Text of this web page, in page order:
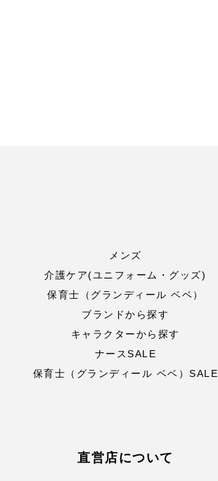
メンズ
介護ケア(ユニフォーム・グッズ)
保育士（グランディール ベベ）
ブランドから探す
キャラクターから探す
ナースSALE
保育士（グランディール ベベ）SALE
直営店について